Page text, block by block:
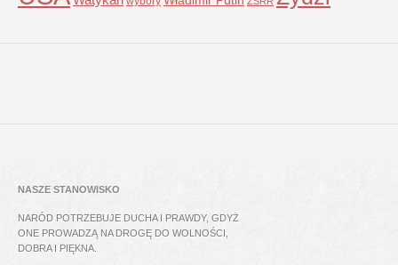
NASZE STANOWISKO
NARÓD POTRZEBUJE DUCHA I PRAWDY, GDYŻ
ONE PROWADZĄ NA DROGĘ DO WOLNOŚCI,
DOBRA I PIĘKNA.